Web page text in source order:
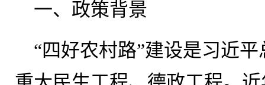
一、政策背景
“四好农村路”建设是习近